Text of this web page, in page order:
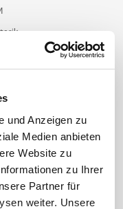
und Anzeigen zu
Medien anbieten
Website zu
zu Ihrer
Partner für
weiter. Unsere
Wahl
Wahl
Sie uns
durch geprüfte